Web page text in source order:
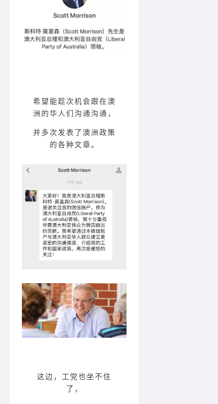
希望能趁次机会跟在澳
洲的华人们沟通沟通，
并多次发表了澳洲政策
的各种文章。
这边，工党也坐不住
了，